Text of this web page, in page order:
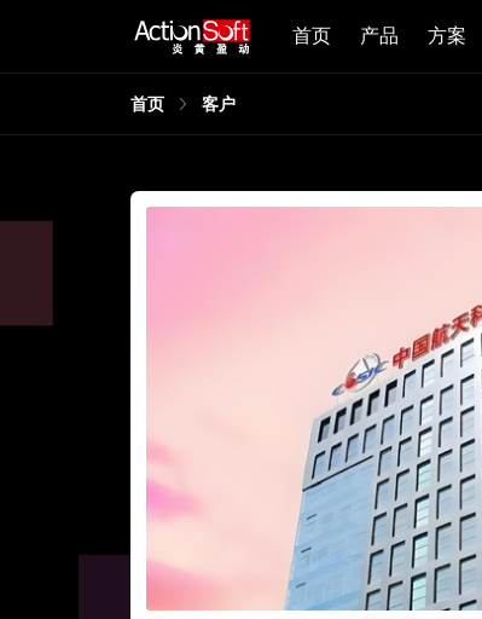
首页 产品 方案
首页 客户
科工十院：全院统一部
量级AWS PaaS平台，航天科工十院完成了多组织架构
、办公等功能的开发部署并与SAP/智慧企业平台集成，
流程梳理到流程执行，实现整个流程管理的系统化、规
方案咨询